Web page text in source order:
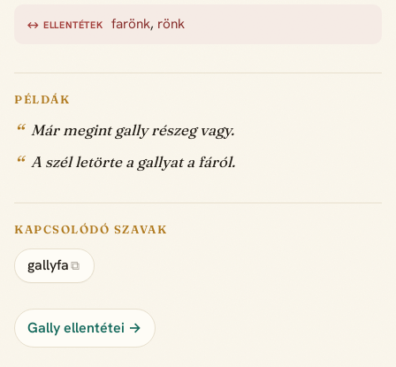
↔ ELLENTÉTEK farönk, rönk
PÉLDÁK
Már megint gally részeg vagy.
A szél letörte a gallyat a fáról.
KAPCSOLÓDÓ SZAVAK
gallyfa ⧉
Gally ellentétei →